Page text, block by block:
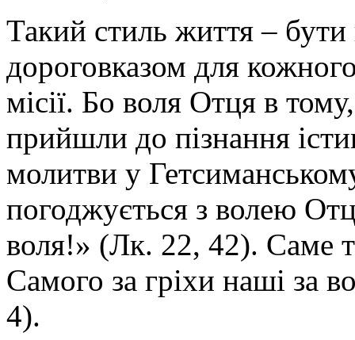
Такий стиль життя –
дороговказом для
місії. Бо воля Отця в
прийшли до пізнання
молитви у
погоджується з волею
воля!» (Лк. 22, 42). Саме
Самого за гріхи наші за
4).